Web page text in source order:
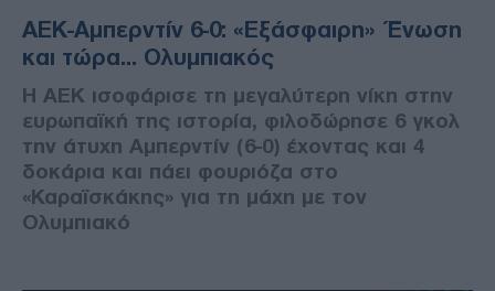
ΑΕΚ-Αμπερντίν 6-0: «Εξάσφαιρη» Ένωση
και τώρα... Ολυμπιακός
Η ΑΕΚ ισοφάρισε τη μεγαλύτερη νίκη στην
ευρωπαϊκή της ιστορία, φιλοδώρησε 6 γκολ
την άτυχη Αμπερντίν (6-0) έχοντας και 4
δοκάρια και πάει φουριόζα στο
«Καραϊσκάκης» για τη μάχη με τον
Ολυμπιακό